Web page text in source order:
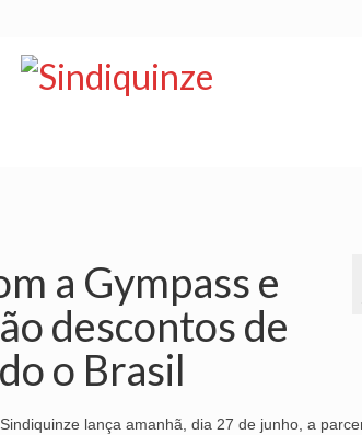
a Gympass e
descontos de
o Brasil
lança amanhã, dia 27 de junho, a